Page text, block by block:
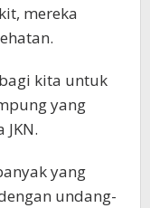
mereka
kita untuk
yang
yang
undang-